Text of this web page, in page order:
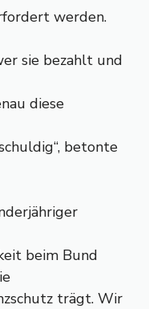
werden.
sie bezahlt und
diese
betonte
beim Bund
trägt. Wir